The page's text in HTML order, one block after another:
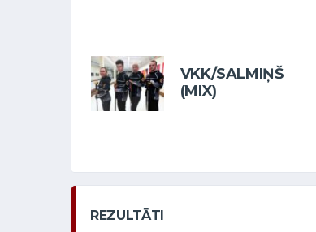
VKK/SALMIŅŠ
(MIX)
REZULTĀTI